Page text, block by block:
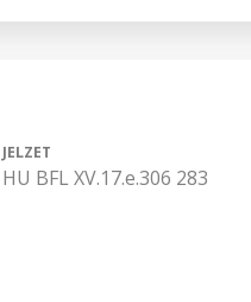
JELZET
HU BFL XV.17.e.306 283